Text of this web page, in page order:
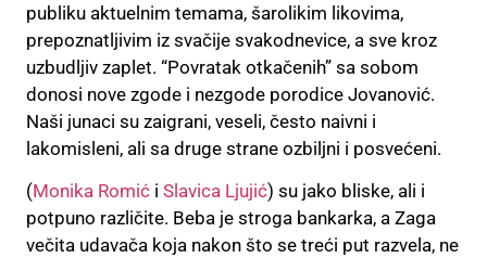
publiku aktuelnim temama, šarolikim likovima,
prepoznatljivim iz svačije svakodnevice, a sve kroz
uzbudljiv zaplet. “Povratak otkačenih” sa sobom
donosi nove zgode i nezgode porodice Jovanović.
Naši junaci su zaigrani, veseli, često naivni i
lakomisleni, ali sa druge strane ozbiljni i posvećeni.
(Monika Romić i Slavica Ljujić) su jako bliske, ali i
potpuno različite. Beba je stroga bankarka, a Zaga
večita udavača koja nakon što se treći put razvela, ne